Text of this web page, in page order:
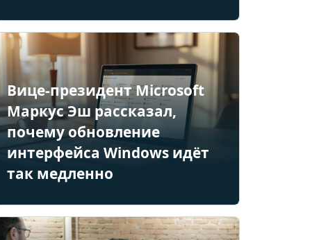
Вице-президент Microsoft
Маркус Эш рассказал,
почему обновление
интерфейса Windows идёт
так медленно